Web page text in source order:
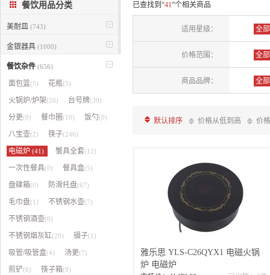
已查找到“41”个相关商品
适用星级： 全部
价格范围： 全部
商品品牌： 全部
默认排序 价格从低到高 价
雅乐思 YLS-C26QYX1 电磁火锅
炉 电磁炉
餐饮用品分类
美耐皿 (743)
金银器具 (1000)
餐饮杂件 (656)
面包篮(5) 花瓶(5)
火锅炉/炉架(26) 台号牌(39)
分更(0) 餐巾圈(10) 饭勺(0)
八宝壶(2) 筷子(246)
电磁炉 (41) 蟹具全套(12)
一次性餐具(0) 餐具盒(5)
盘碟箱(0) 防滑托盘(67)
毛巾盘(1) 不锈钢水壶(7)
不锈钢酒壶(0)
不锈钢烟灰缸(20) 镊子(1)
吸管/吸管盒(4) 汤更(7)
煎铲(6) 筷子箱(9)